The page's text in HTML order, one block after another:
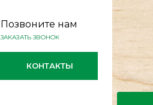
Позвоните нам
ЗАКАЗАТЬ ЗВОНОК
КОНТАКТЫ